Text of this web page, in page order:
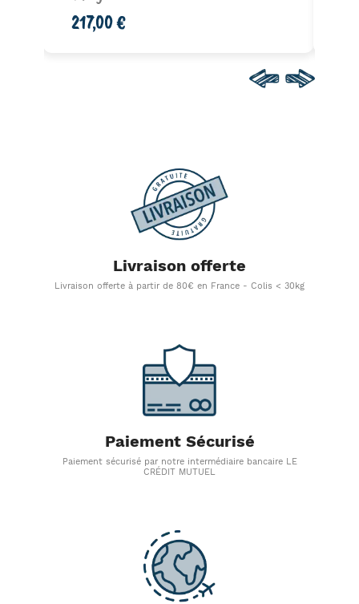
217,00 €
Livraison offerte
Livraison offerte à partir de 80€ en France - Colis < 30kg
Paiement Sécurisé
Paiement sécurisé par notre intermédiaire bancaire LE
CRÉDIT MUTUEL